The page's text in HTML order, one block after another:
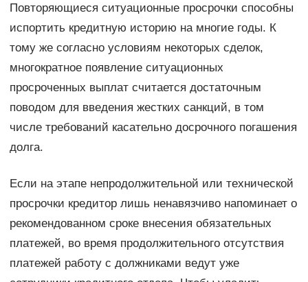
Повторяющиеся ситуационные просрочки способны
испортить кредитную историю на многие годы. К
тому же согласно условиям некоторых сделок,
многократное появление ситуационных
просроченных выплат считается достаточным
поводом для введения жестких санкций, в том
числе требований касательно досрочного погашения
долга.
Если на этапе непродолжительной или технической
просрочки кредитор лишь ненавязчиво напоминает о
рекомендованном сроке внесения обязательных
платежей, во время продолжительного отсутствия
платежей работу с должниками ведут уже